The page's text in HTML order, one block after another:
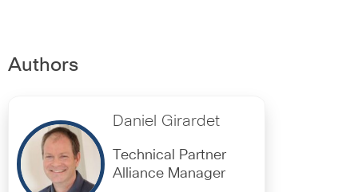
Authors
Daniel Girardet
Technical Partner
Alliance Manager